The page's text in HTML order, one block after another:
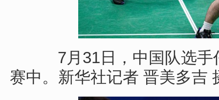
7月31日，中国队选手
赛中。新华社记者 晋美多吉